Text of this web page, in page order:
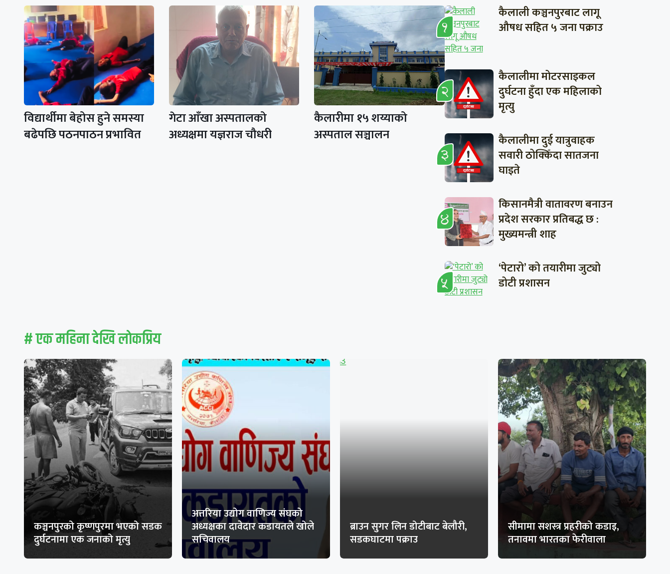
विद्यार्थीमा बेहोस हुने समस्या
बढेपछि पठनपाठन प्रभावित
गेटा आँखा अस्पतालको
अध्यक्षमा यज्ञराज चौधरी
कैलारीमा १५ शय्याको
अस्पताल सञ्चालन
कैलाली कञ्चनपुरबाट लागू
औषध सहित ५ जना पक्राउ
कैलालीमा मोटरसाइकल
दुर्घटना हुँदा एक महिलाको
मृत्यु
कैलालीमा दुई यात्रुवाहक
सवारी ठोक्किँदा सातजना
घाइते
किसानमैत्री वातावरण बनाउन
प्रदेश सरकार प्रतिबद्ध छ :
मुख्यमन्त्री शाह
‘पेटारो’ को तयारीमा जुट्यो
डोटी प्रशासन
# एक महिना देखि लाेकप्रिय
कञ्चनपुरको कृष्णपुरमा भएको सडक
दुर्घटनामा एक जनाको मृत्यु
अत्तरिया उद्योग वाणिज्य संघको
अध्यक्षका दावेदार कडायतले खोले
सचिवालय
ब्राउन सुगर लिन डोटीबाट बेलौरी,
सडकघाटमा पक्राउ
सीमामा सशस्त्र प्रहरीको कडाइ,
तनावमा भारतका फेरीवाला